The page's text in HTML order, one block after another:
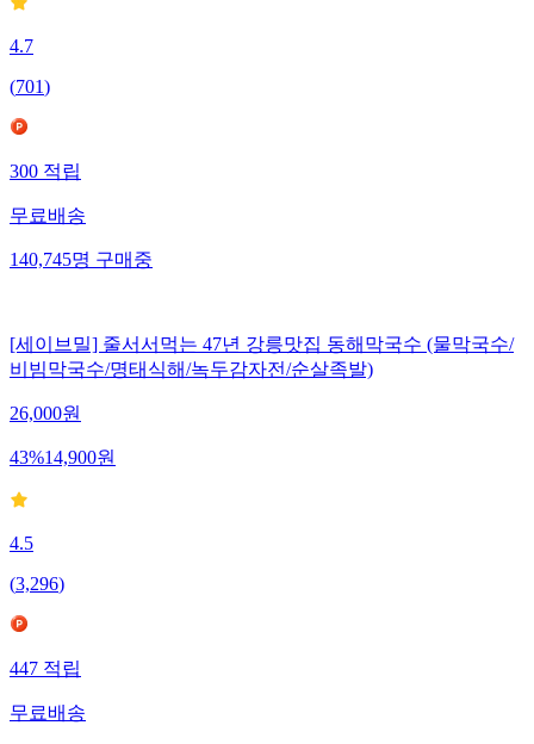
4.7
(701)
300적립
무료배송
140,745명구매중
[세이브밀] 줄서서먹는 47년 강릉맛집 동해막국수 (물막국수/
비빔막국수/명태식해/녹두감자전/순살족발)
26,000원
43%14,900원
4.5
(3,296)
447적립
무료배송